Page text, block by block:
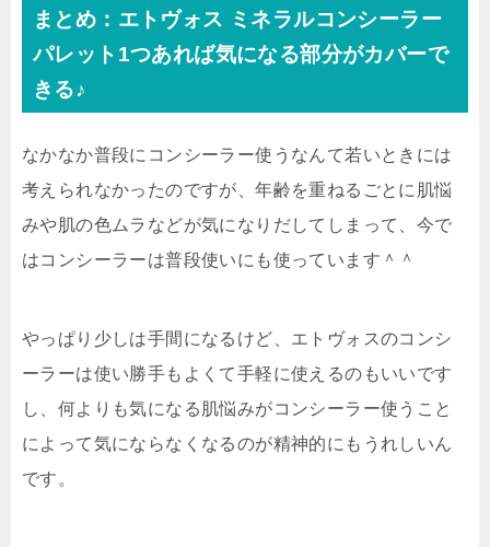
まとめ：エトヴォス ミネラルコンシーラー
パレット1つあれば気になる部分がカバーで
きる♪
なかなか普段にコンシーラー使うなんて若いときには
考えられなかったのですが、年齢を重ねるごとに肌悩
みや肌の色ムラなどが気になりだしてしまって、今で
はコンシーラーは普段使いにも使っています＾＾
やっぱり少しは手間になるけど、エトヴォスのコンシ
ーラーは使い勝手もよくて手軽に使えるのもいいです
し、 何よりも気になる肌悩みがコンシーラー使うこと
によって気にならなくなるのが精神的にもうれしいん
です。